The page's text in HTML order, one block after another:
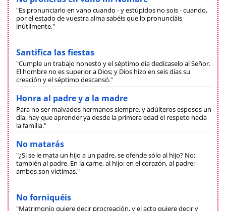
"Es pronunciarlo en vano cuando - y estúpidos no sois - cuando,
por el estado de vuestra alma sabéis que lo pronunciáis
inútilmente."
Santifica las fiestas
"Cumple un trabajo honesto y el séptimo día dedícaselo al Señor.
El hombre no es superior a Dios; y Dios hizo en seis días su
creación y el séptimo descansó."
Honra al padre y a la madre
Para no ser malvados hermanos siempre, y adúlteros esposos un
día, hay que aprender ya desde la primera edad el respeto hacia
la familia."
No matarás
"¿Si se le mata un hijo a un padre, se ofende sólo al hijo? No;
también al padre. En la carne, al hijo; en el corazón, al padre:
ambos son víctimas."
No forniquéis
"Matrimonio quiere decir procreación, y el acto quiere decir y